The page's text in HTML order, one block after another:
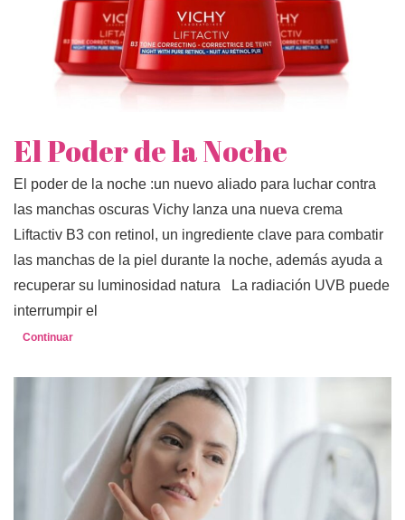
El Poder de la Noche
El poder de la noche :un nuevo aliado para luchar contra
las manchas oscuras Vichy lanza una nueva crema
Liftactiv B3 con retinol, un ingrediente clave para combatir
las manchas de la piel durante la noche, además ayuda a
recuperar su luminosidad natura La radiación UVB puede
interrumpir el
Continuar